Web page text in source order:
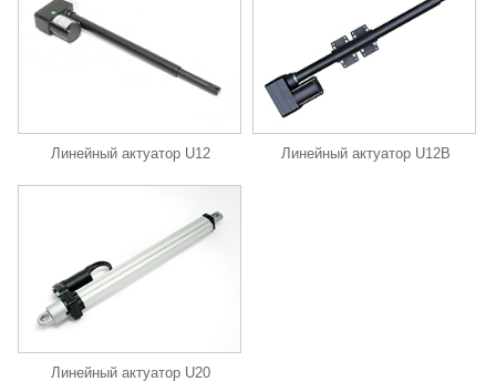
Линейный актуатор U12 Линейный актуатор U12B
Линейный актуатор U20